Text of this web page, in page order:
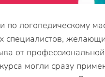
логопедическому
от
могли сразу